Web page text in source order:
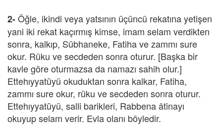
2-Öğle, ikindi veya yatsının üçüncü rekatına yetişen
yani iki rekat kaçırmış kimse, imam selam verdikten
sonra, kalkıp, Sübhaneke, Fatiha ve zammı sure
okur. Rüku ve secdeden sonra oturur. [Başka bir
kavle göre oturmazsa da namazı sahih olur.]
Ettehıyyatüyü okuduktan sonra kalkar, Fatiha,
zammı sure okur, rüku ve secdeden sonra oturur.
Ettehıyyatüyü, salli barikleri, Rabbena âtinayı
okuyup selam verir. Evla olanı böyledir.